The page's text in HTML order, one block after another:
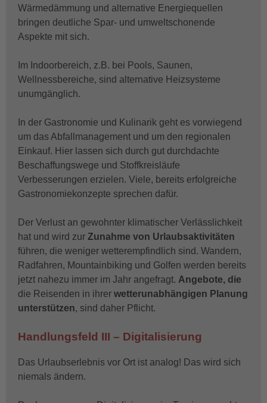
Wärmedämmung und alternative Energiequellen
bringen deutliche Spar- und umweltschonende
Aspekte mit sich.
Im Indoorbereich, z.B. bei Pools, Saunen,
Wellnessbereiche, sind alternative Heizsysteme
unumgänglich.
In der Gastronomie und Kulinarik geht es vorwiegend
um das Abfallmanagement und um den regionalen
Einkauf. Hier lassen sich durch gut durchdachte
Beschaffungswege und Stoffkreisläufe
Verbesserungen erzielen. Viele, bereits erfolgreiche
Gastronomiekonzepte sprechen dafür.
Der Verlust an gewohnter klimatischer Verlässlichkeit
hat und wird zur Zunahme von Urlaubsaktivitäten
führen, die weniger wetterempfindlich sind. Wandern,
Radfahren, Mountainbiking und Golfen werden bereits
jetzt nahezu immer im Jahr angefragt. Angebote, die
die Reisenden in ihrer wetterunabhängigen Planung
unterstützen, sind daher Pflicht.
Handlungsfeld III – Digitalisierung
Das Urlaubserlebnis vor Ort ist analog! Das wird sich
niemals ändern.